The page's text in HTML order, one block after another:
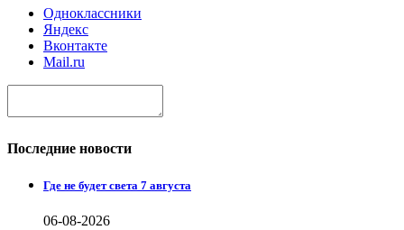
Одноклассники
Яндекс
Вконтакте
Mail.ru
Последние новости
Где не будет света 7 августа
06-08-2026